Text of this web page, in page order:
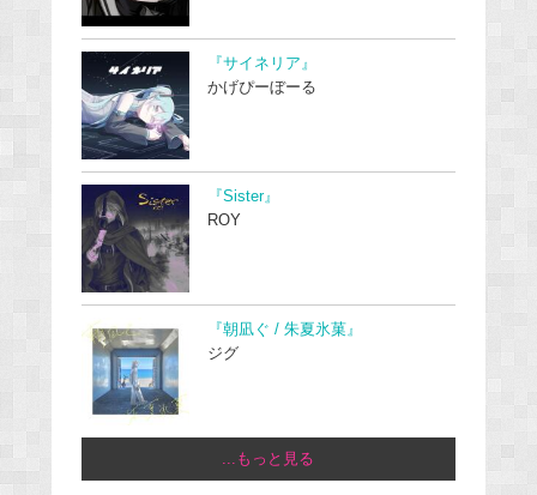
『サイネリア』
かげぴーぼーる
『Sister』
ROY
『朝凪ぐ / 朱夏氷菓』
ジグ
...もっと見る